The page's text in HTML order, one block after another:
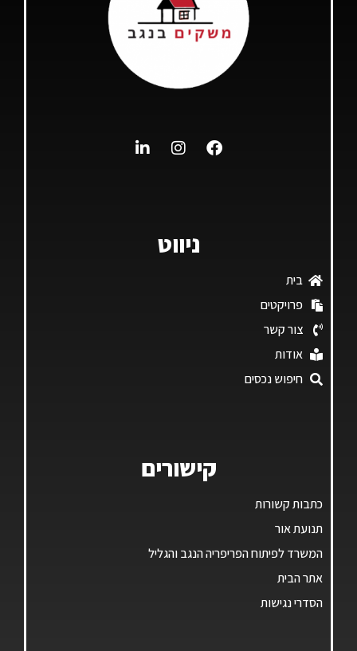
ניווט
בית
פרויקטים
צור קשר
אודות
חיפוש נכסים
קישורים
כתבות קשורות
תנועת אור
המשרד לפיתוח הפריפריה הנגב והגליל
אתר הבית
הסדרי נגישות